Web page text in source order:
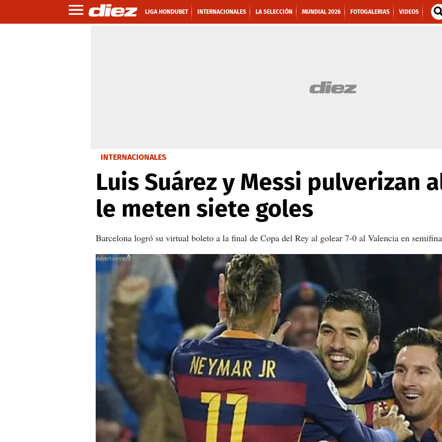
LIGA HONDUBET INTERNACIONALES LA SELECCIÓN MUNDIAL 2026 FOTOGALERIAS VIDEOS
INTERNACIONALES
Luis Suárez y Messi pulverizan
le meten siete goles
Barcelona logró su virtual boleto a la final de Copa del Rey al golear 7-0 al Valencia en
X
X